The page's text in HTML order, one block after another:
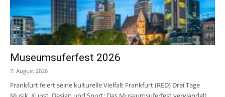
Museumsuferfest 2026
7. August 2026
Frankfurt feiert seine kulturelle Vielfalt Frankfurt (RED) Drei Tage